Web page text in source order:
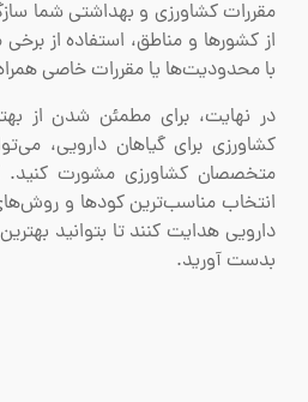
مقررات کشاورزی و بهداشتی شما
از کشورها و مناطق، استفاده از
با محدودیت‌ها یا مقررات خاصی
در نهایت، برای مطمئن شدن از
کشاورزی برای گیاهان دارویی،
متخصصان کشاورزی مشورت کنید.
انتخاب مناسب‌ترین کودها و
دارویی هدایت کنند تا بتوانید
بدست آورید.